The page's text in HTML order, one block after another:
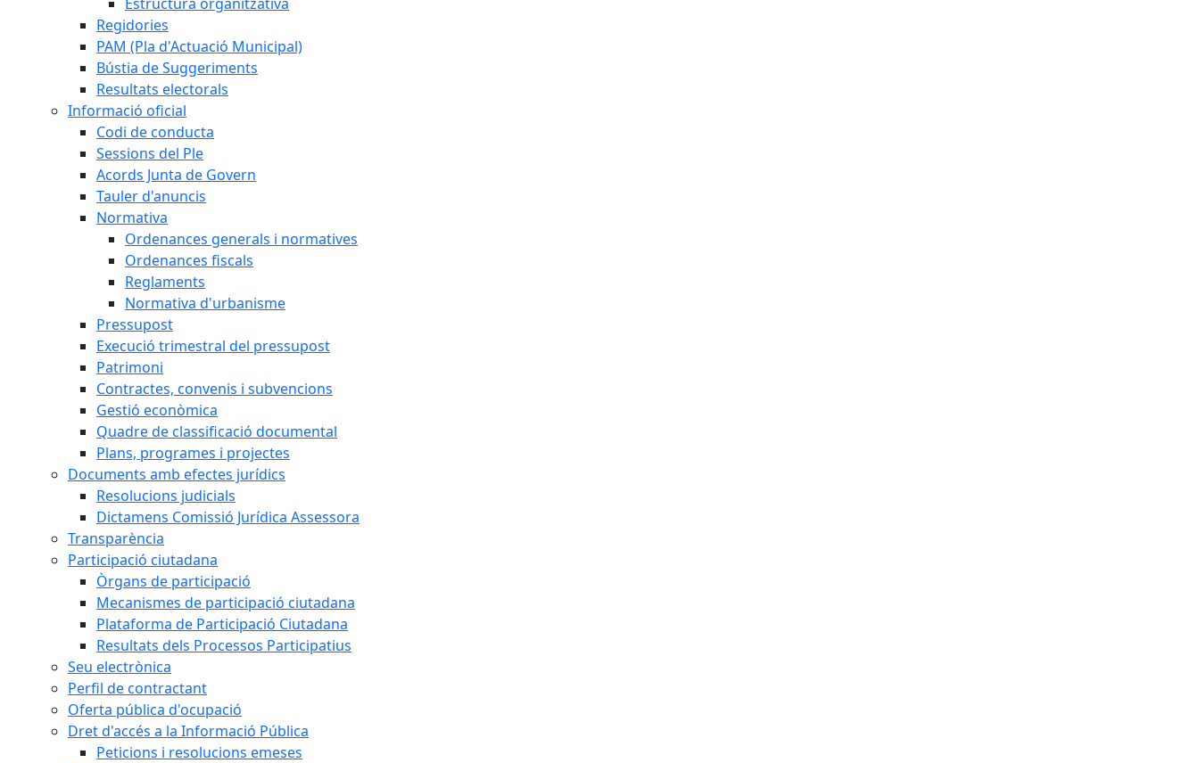
Regidories
PAM (Pla d'Actuació Municipal)
Bústia de Suggeriments
Resultats electorals
Informació oficial
Codi de conducta
Sessions del Ple
Acords Junta de Govern
Tauler d'anuncis
Normativa
Ordenances generals i normatives
Ordenances fiscals
Reglaments
Normativa d'urbanisme
Pressupost
Execució trimestral del pressupost
Patrimoni
Contractes, convenis i subvencions
Gestió econòmica
Quadre de classificació documental
Plans, programes i projectes
Documents amb efectes jurídics
Resolucions judicials
Dictamens Comissió Jurídica Assessora
Transparència
Participació ciutadana
Òrgans de participació
Mecanismes de participació ciutadana
Plataforma de Participació Ciutadana
Resultats dels Processos Participatius
Seu electrònica
Perfil de contractant
Oferta pública d'ocupació
Dret d'accés a la Informació Pública
Peticions i resolucions emeses